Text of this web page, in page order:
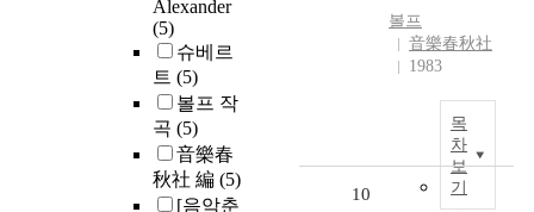
Alexander
(5)
슈베르
트 (5)
볼프 작
곡 (5)
音樂春
秋社 編 (5)
[음악춘
볼프
音樂春秋社
1983
목
차
보
기
10